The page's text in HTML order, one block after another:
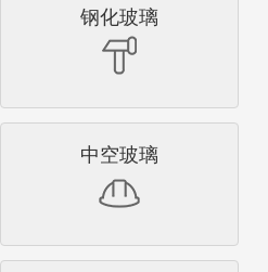
钢化玻璃
中空玻璃